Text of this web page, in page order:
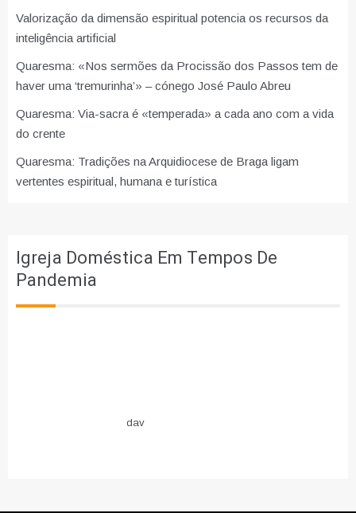
Valorização da dimensão espiritual potencia os recursos da
inteligência artificial
Quaresma: «Nos sermões da Procissão dos Passos tem de
haver uma ‘tremurinha’» – cónego José Paulo Abreu
Quaresma: Via-sacra é «temperada» a cada ano com a vida
do crente
Quaresma: Tradições na Arquidiocese de Braga ligam
vertentes espiritual, humana e turística
Igreja Doméstica Em Tempos De
Pandemia
dav